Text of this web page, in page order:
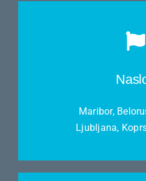
Maribor,
Ljubljana,